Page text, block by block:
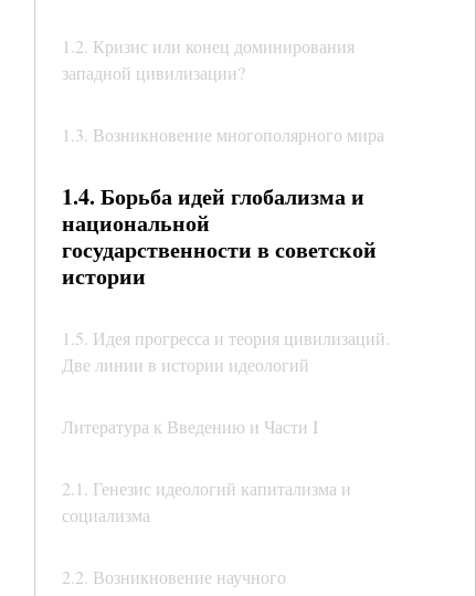
1.2. Кризис или конец доминирования
западной цивилизации?
1.3. Возникновение многополярного мира
1.4. Борьба идей глобализма и
национальной
государственности в советской
истории
1.5. Идея прогресса и теория цивилизаций.
Две линии в истории идеологий
Литература к Введению и Части I
2.1. Генезис идеологий капитализма и
социализма
2.2. Возникновение научного